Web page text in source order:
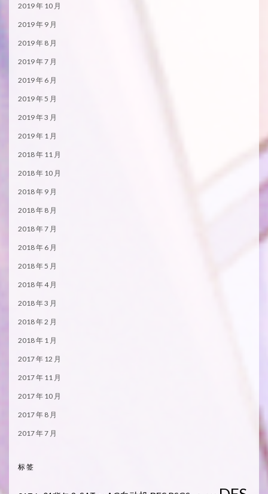
2019 年 10 月
2019 年 9 月
2019 年 8 月
2019 年 7 月
2019 年 6 月
2019 年 5 月
2019 年 3 月
2019 年 1 月
2018 年 11 月
2018 年 10 月
2018 年 9 月
2018 年 8 月
2018 年 7 月
2018 年 6 月
2018 年 5 月
2018 年 4 月
2018 年 3 月
2018 年 2 月
2018 年 1 月
2017 年 12 月
2017 年 11 月
2017 年 10 月
2017 年 8 月
2017 年 7 月
标签